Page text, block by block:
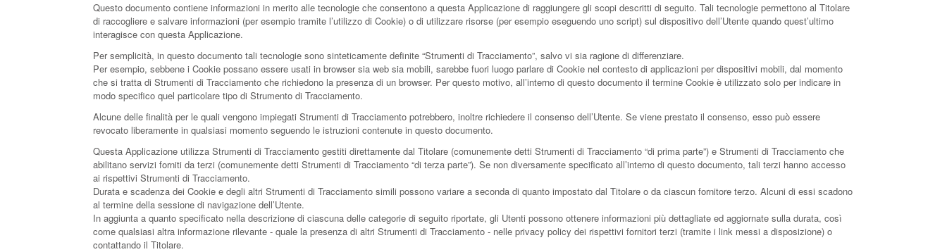
Questo documento contiene informazioni in merito alle tecnologie che consentono a questa Applicazione di raggiungere gli scopi descritti di seguito. Tali tecnologie permettono al Titolare
di raccogliere e salvare informazioni (per esempio tramite l’utilizzo di Cookie) o di utilizzare risorse (per esempio eseguendo uno script) sul dispositivo dell’Utente quando quest’ultimo
interagisce con questa Applicazione.
Per semplicità, in questo documento tali tecnologie sono sinteticamente definite “Strumenti di Tracciamento”, salvo vi sia ragione di differenziare.
Per esempio, sebbene i Cookie possano essere usati in browser sia web sia mobili, sarebbe fuori luogo parlare di Cookie nel contesto di applicazioni per dispositivi mobili, dal momento
che si tratta di Strumenti di Tracciamento che richiedono la presenza di un browser. Per questo motivo, all’interno di questo documento il termine Cookie è utilizzato solo per indicare in
modo specifico quel particolare tipo di Strumento di Tracciamento.
Alcune delle finalità per le quali vengono impiegati Strumenti di Tracciamento potrebbero, inoltre richiedere il consenso dell’Utente. Se viene prestato il consenso, esso può essere
revocato liberamente in qualsiasi momento seguendo le istruzioni contenute in questo documento.
Questa Applicazione utilizza Strumenti di Tracciamento gestiti direttamente dal Titolare (comunemente detti Strumenti di Tracciamento “di prima parte”) e Strumenti di Tracciamento che
abilitano servizi forniti da terzi (comunemente detti Strumenti di Tracciamento “di terza parte”). Se non diversamente specificato all’interno di questo documento, tali terzi hanno accesso
ai rispettivi Strumenti di Tracciamento.
Durata e scadenza dei Cookie e degli altri Strumenti di Tracciamento simili possono variare a seconda di quanto impostato dal Titolare o da ciascun fornitore terzo. Alcuni di essi scadono
al termine della sessione di navigazione dell’Utente.
In aggiunta a quanto specificato nella descrizione di ciascuna delle categorie di seguito riportate, gli Utenti possono ottenere informazioni più dettagliate ed aggiornate sulla durata, così
come qualsiasi altra informazione rilevante - quale la presenza di altri Strumenti di Tracciamento - nelle privacy policy dei rispettivi fornitori terzi (tramite i link messi a disposizione) o
contattando il Titolare.